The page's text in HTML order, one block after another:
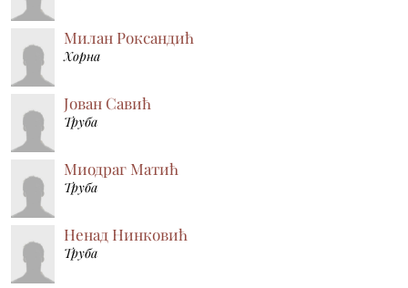
Милан Роксандић
Хорна
Јован Савић
Труба
Миодраг Матић
Труба
Ненад Нинковић
Труба